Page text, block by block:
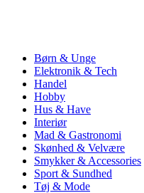
Børn & Unge
Elektronik & Tech
Handel
Hobby
Hus & Have
Interiør
Mad & Gastronomi
Skønhed & Velvære
Smykker & Accessories
Sport & Sundhed
Tøj & Mode